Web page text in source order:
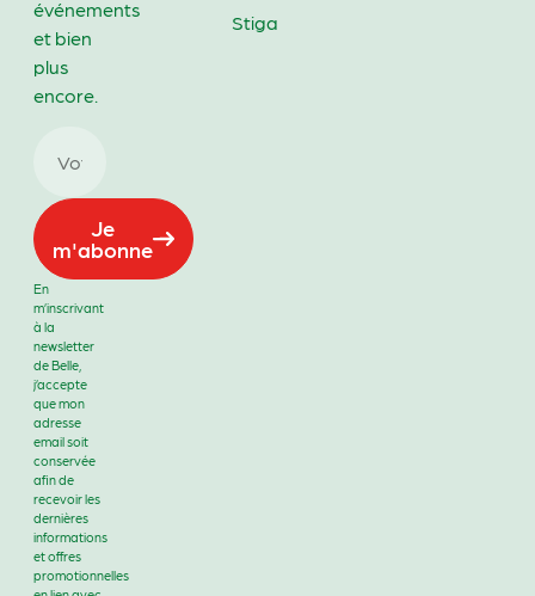
événements
et bien
plus
encore.
Je
m'abonne
En
m’inscrivant
à la
newsletter
de Belle,
j’accepte
que mon
adresse
email soit
conservée
afin de
recevoir les
dernières
informations
et offres
promotionnelles
Stiga